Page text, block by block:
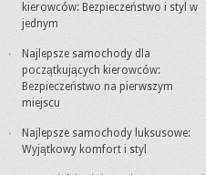
kierowców: Bezpieczeństwo i styl w
jednym
Najlepsze samochody dla
początkujących kierowców:
Bezpieczeństwo na pierwszym
miejscu
Najlepsze samochody luksusowe:
Wyjątkowy komfort i styl